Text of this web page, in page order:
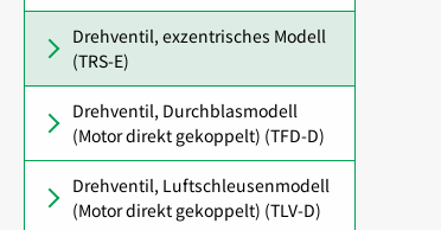
Drehventil, exzentrisches Modell
(TRS-E)
Drehventil, Durchblasmodell
(Motor direkt gekoppelt) (TFD-D)
Drehventil, Luftschleusenmodell
(Motor direkt gekoppelt) (TLV-D)